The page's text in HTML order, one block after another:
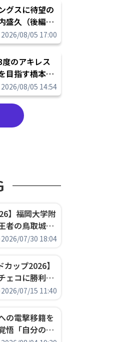
グスに待望の
盛久（後編）
チュとしてみ
チームにして
2026/08/05 17:00
のアキレス
目指す橋本拓
う一度コート
2026/08/05 14:54
】福岡大学附
者の鳥取城北
学院は岐阜女
2026/07/30 18:04
カップ2026】
ェコに勝利し
で首位通
2026/07/15 11:40
の電撃移籍を
悟「自分のエ